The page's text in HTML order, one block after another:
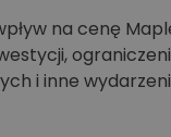
na cenę
i inne